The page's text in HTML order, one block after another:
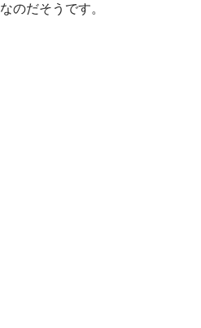
なのだそうです。